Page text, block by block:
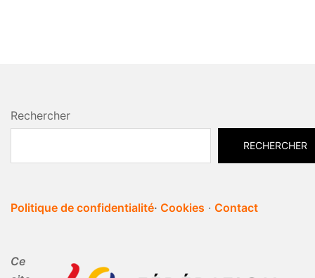
Rechercher
RECHERCHER
Politique de confidentialité· Cookies · Contact
Ce